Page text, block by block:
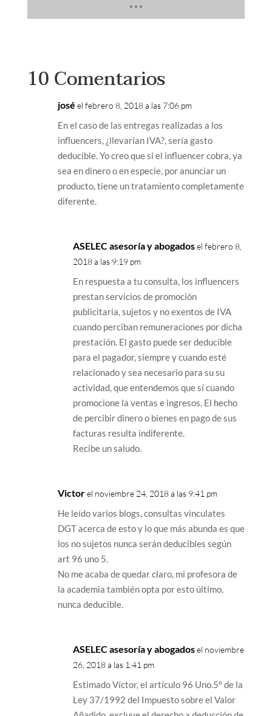
10 Comentarios
josé el febrero 8, 2018 a las 7:06 pm
En el caso de las entregas realizadas a los
influencers, ¿llevarían IVA?, sería gasto
deducible. Yo creo que si el influencer cobra, ya
sea en dinero o en especie, por anunciar un
producto, tiene un tratamiento completamente
diferente.
ASELEC asesoría y abogadosel febrero 8,
2018 a las 9:19 pm
En respuesta a tu consulta, los influencers
prestan servicios de promoción
publicitaria, sujetos y no exentos de IVA
cuando perciban remuneraciones por dicha
prestación. El gasto puede ser deducible
para el pagador, siempre y cuando esté
relacionado y sea necesario para su su
actividad, que entendemos que sí cuando
promocione la ventas e ingresos. El hecho
de percibir dinero o bienes en pago de sus
facturas resulta indiferente.
Recibe un saludo.
Victorel noviembre 24, 2018 a las 9:41 pm
He leído varios blogs, consultas vinculates
DGT acerca de esto y lo que más abunda es que
los no sujetos nunca serán deducibles según
art 96 uno 5.
No me acaba de quedar claro, mi profesora de
la academia también opta por esto último,
nunca deducible.
ASELEC asesoría y abogadosel noviembre
26, 2018 a las 1:41 pm
Estimado Víctor, el artículo 96 Uno.5º de la
Ley 37/1992 del Impuesto sobre el Valor